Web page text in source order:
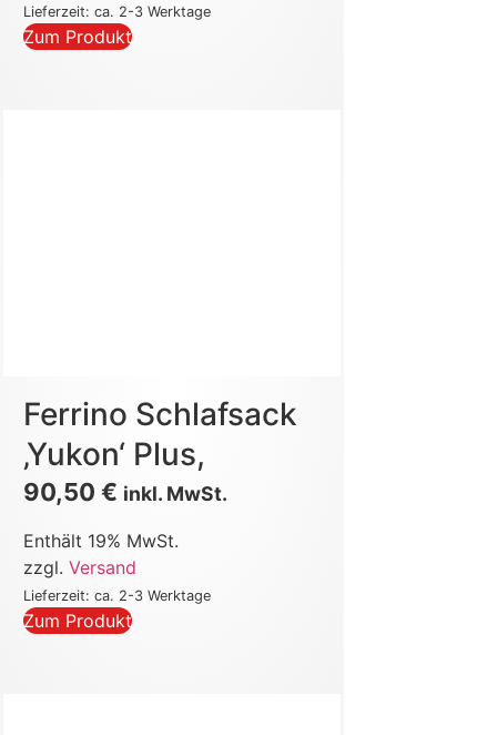
Lieferzeit: ca. 2-3 Werktage
Zum Produkt
Ferrino Schlafsack
‚Yukon‘ Plus,
90,50€ inkl. MwSt.
Enthält 19% MwSt.
zzgl.Versand
Lieferzeit: ca. 2-3 Werktage
Zum Produkt